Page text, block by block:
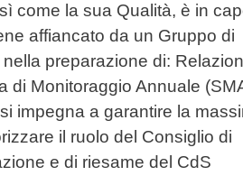
come la sua Qualità, è in
affiancato da un Gruppo di
preparazione di:
di Monitoraggio Annuale
impegna a garantire la
il ruolo del Consiglio di
e di riesame del CdS